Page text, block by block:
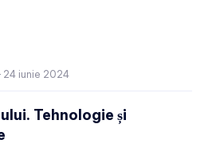
24 iunie 2024
Tehnologie și